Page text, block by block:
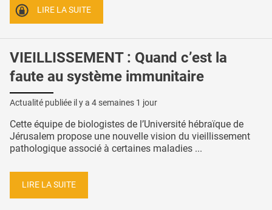
LIRE LA SUITE
VIEILLISSEMENT : Quand c’est la
faute au système immunitaire
Actualité publiée il y a 4 semaines 1 jour
Cette équipe de biologistes de l’Université hébraïque de
Jérusalem propose une nouvelle vision du vieillissement
pathologique associé à certaines maladies ...
LIRE LA SUITE